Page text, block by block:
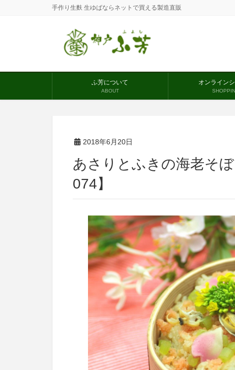
手作り生麩 生ゆばならネットで買える製造直販
ふ芳について
ABOUT
オンライン
2018年6月20日
あさりとふきの海老そ
074】